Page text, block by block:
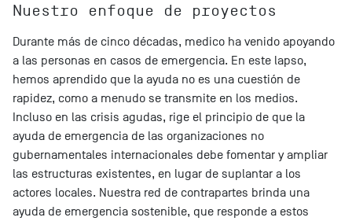
Nuestro enfoque de proyectos
Durante más de cinco décadas, medico ha venido apoyando
a las personas en casos de emergencia. En este lapso,
hemos aprendido que la ayuda no es una cuestión de
rapidez, como a menudo se transmite en los medios.
Incluso en las crisis agudas, rige el principio de que la
ayuda de emergencia de las organizaciones no
gubernamentales internacionales debe fomentar y ampliar
las estructuras existentes, en lugar de suplantar a los
actores locales. Nuestra red de contrapartes brinda una
ayuda de emergencia sostenible, que responde a estos